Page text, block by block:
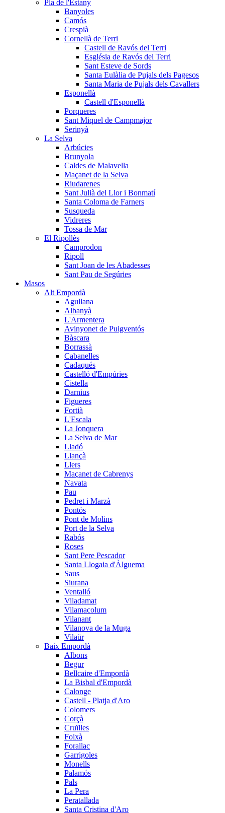
Pla de l'Estany
Banyoles
Camós
Crespià
Cornellà de Terri
Castell de Ravós del Terri
Església de Ravós del Terri
Sant Esteve de Sords
Santa Eulàlia de Pujals dels Pagesos
Santa Maria de Pujals dels Cavallers
Esponellà
Castell d'Esponellà
Porqueres
Sant Miquel de Campmajor
Serinyà
La Selva
Arbúcies
Brunyola
Caldes de Malavella
Maçanet de la Selva
Riudarenes
Sant Julià del Llor i Bonmatí
Santa Coloma de Farners
Susqueda
Vidreres
Tossa de Mar
El Ripollès
Camprodon
Ripoll
Sant Joan de les Abadesses
Sant Pau de Segúries
Masos
Alt Empordà
Agullana
Albanyà
L'Armentera
Avinyonet de Puigventós
Bàscara
Borrassà
Cabanelles
Cadaqués
Castelló d'Empúries
Cistella
Darnius
Figueres
Fortià
L'Escala
La Jonquera
La Selva de Mar
Lladó
Llançà
Llers
Maçanet de Cabrenys
Navata
Pau
Pedret i Marzà
Pontós
Pont de Molins
Port de la Selva
Rabós
Roses
Sant Pere Pescador
Santa Llogaia d'Àlguema
Saus
Siurana
Ventalló
Viladamat
Vilamacolum
Vilanant
Vilanova de la Muga
Vilaür
Baix Empordà
Albons
Begur
Bellcaire d'Empordà
La Bisbal d'Empordà
Calonge
Castell - Platja d'Aro
Colomers
Corçà
Cruïlles
Foixà
Forallac
Garrigoles
Monells
Palamós
Pals
La Pera
Peratallada
Santa Cristina d'Aro